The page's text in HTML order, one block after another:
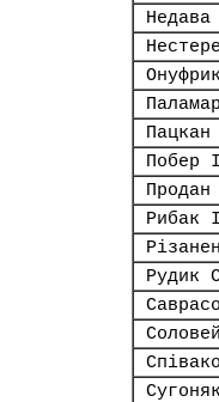
Побер
Рибак
Рудик